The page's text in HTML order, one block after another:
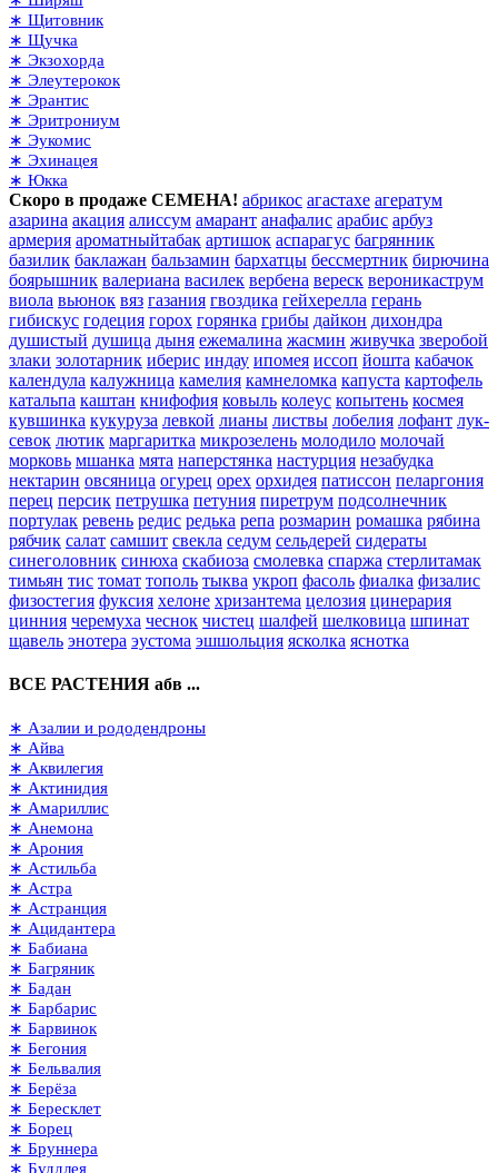
∗ Щитовник
∗ Щучка
∗ Экзохорда
∗ Элеутерокок
∗ Эрантис
∗ Эритрониум
∗ Эукомис
∗ Эхинацея
∗ Юкка
Скоро в продаже СЕМЕНА! абрикос агастахе агератум
азарина акация алиссум амарант анафалис арабис арбуз
армерия ароматныйтабак артишок аспарагус багрянник
базилик баклажан бальзамин бархатцы бессмертник бирючина
боярышник валериана василек вербена вереск вероникаструм
виола вьюнок вяз газания гвоздика гейхерелла герань
гибискус годеция горох горянка грибы дайкон дихондра
душистый душица дыня ежемалина жасмин живучка зверобой
злаки золотарник иберис индау ипомея иссоп йошта кабачок
календула калужница камелия камнеломка капуста картофель
катальпа каштан книфофия ковыль колеус копытень космея
кувшинка кукуруза левкой лианы листвы лобелия лофант лук-
севок лютик маргаритка микрозелень молодило молочай
морковь мшанка мята наперстянка настурция незабудка
нектарин овсяница огурец орех орхидея патиссон пеларгония
перец персик петрушка петуния пиретрум подсолнечник
портулак ревень редис редька репа розмарин ромашка рябина
рябчик салат самшит свекла седум сельдерей сидераты
синеголовник синюха скабиоза смолевка спаржа стерлитамак
тимьян тис томат тополь тыква укроп фасоль фиалка физалис
физостегия фуксия хелоне хризантема целозия цинерария
цинния черемуха чеснок чистец шалфей шелковица шпинат
щавель энотера эустома эшшольция ясколка яснотка
ВСЕ РАСТЕНИЯ абв ...
∗ Азалии и рододендроны
∗ Айва
∗ Аквилегия
∗ Актинидия
∗ Амариллис
∗ Анемона
∗ Арония
∗ Астильба
∗ Астра
∗ Астранция
∗ Ацидантера
∗ Бабиана
∗ Багряник
∗ Бадан
∗ Барбарис
∗ Барвинок
∗ Бегония
∗ Бельвалия
∗ Берёза
∗ Бересклет
∗ Борец
∗ Бруннера
∗ Буддлея